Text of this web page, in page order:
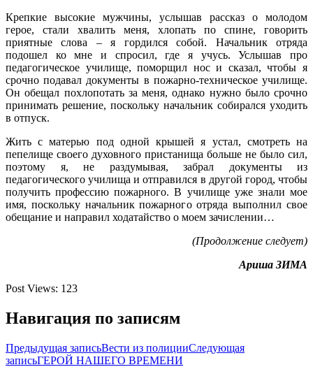
Крепкие высокие мужчины, услышав рассказ о молодом
герое, стали хвалить меня, хлопать по спине, говорить
приятные слова – я гордился собой. Начальник отряда
подошел ко мне и спросил, где я учусь. Услышав про
педагогическое училище, поморщил нос и сказал, чтобы я
срочно подавал документы в пожарно-техническое училище.
Он обещал похлопотать за меня, однако нужно было срочно
принимать решение, поскольку начальник собирался уходить
в отпуск.
Жить с матерью под одной крышей я устал, смотреть на
пепелище своего духовного пристанища больше не было сил,
поэтому я, не раздумывая, забрал документы из
педагогического училища и отправился в другой город, чтобы
получить профессию пожарного. В училище уже знали мое
имя, поскольку начальник пожарного отряда выполнил свое
обещание и направил ходатайство о моем зачислении…
(Продолжение следует)
Ариша ЗИМА
Post Views: 123
Навигация по записям
Предыдущая записьВести из полицииСледующая
записьГЕРОЙ НАШЕГО ВРЕМЕНИ